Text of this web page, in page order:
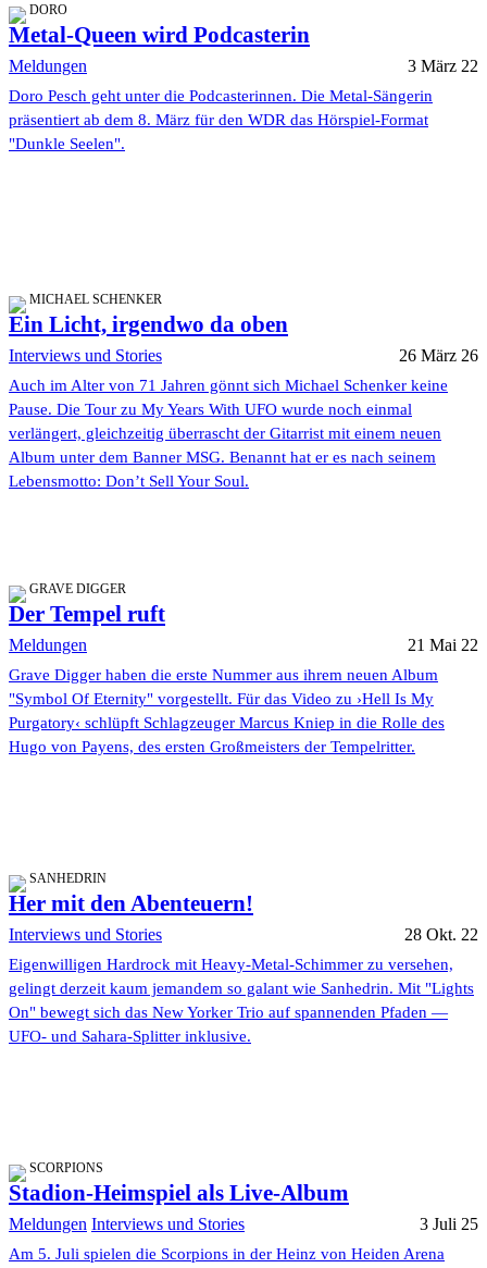
DORO
Metal-Queen wird Podcasterin
Meldungen 3 März 22
Doro Pesch geht unter die Podcasterinnen. Die Metal-Sängerin
präsentiert ab dem 8. März für den WDR das Hörspiel-Format
"Dunkle Seelen".
MICHAEL SCHENKER
Ein Licht, irgendwo da oben
Interviews und Stories 26 März 26
Auch im Alter von 71 Jahren gönnt sich Michael Schenker keine
Pause. Die Tour zu My Years With UFO wurde noch einmal
verlängert, gleichzeitig überrascht der Gitarrist mit einem neuen
Album unter dem Banner MSG. Benannt hat er es nach seinem
Lebensmotto: Don’t Sell Your Soul.
GRAVE DIGGER
Der Tempel ruft
Meldungen 21 Mai 22
Grave Digger haben die erste Nummer aus ihrem neuen Album
"Symbol Of Eternity" vorgestellt. Für das Video zu ›Hell Is My
Purgatory‹ schlüpft Schlagzeuger Marcus Kniep in die Rolle des
Hugo von Payens, des ersten Großmeisters der Tempelritter.
SANHEDRIN
Her mit den Abenteuern!
Interviews und Stories 28 Okt. 22
Eigenwilligen Hardrock mit Heavy-Metal-Schimmer zu versehen,
gelingt derzeit kaum jemandem so galant wie Sanhedrin. Mit "Lights
On" bewegt sich das New Yorker Trio auf spannenden Pfaden —
UFO- und Sahara-Splitter inklusive.
SCORPIONS
Stadion-Heimspiel als Live-Album
Meldungen Interviews und Stories 3 Juli 25
Am 5. Juli spielen die Scorpions in der Heinz von Heiden Arena